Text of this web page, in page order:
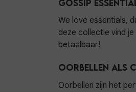
Gossip
We love essentials,
deze collectie vind
betaalbaar!
Oorbellen als
Oorbellen zijn het